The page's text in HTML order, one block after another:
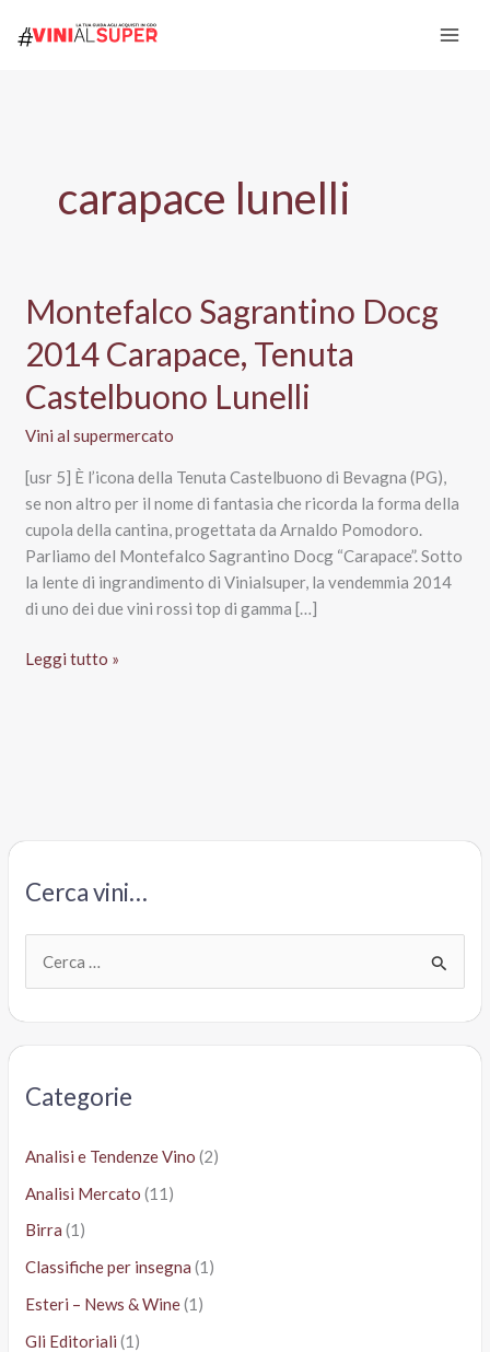
carapace lunelli
Montefalco Sagrantino Docg
2014 Carapace, Tenuta
Castelbuono Lunelli
Vini al supermercato
[usr 5] È l’icona della Tenuta Castelbuono di Bevagna (PG),
se non altro per il nome di fantasia che ricorda la forma della
cupola della cantina, progettata da Arnaldo Pomodoro.
Parliamo del Montefalco Sagrantino Docg “Carapace”. Sotto
la lente di ingrandimento di Vinialsuper, la vendemmia 2014
di uno dei due vini rossi top di gamma […]
Montefalco
Leggi tutto »
Cerca vini…
Categorie
Analisi e Tendenze Vino (2)
Analisi Mercato (11)
Birra (1)
Classifiche per insegna (1)
Esteri – News & Wine(1)
Gli Editoriali (1)